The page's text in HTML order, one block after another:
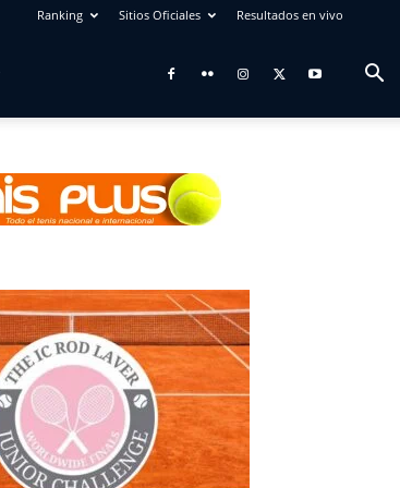
Ranking Sitios Oficiales Resultados en vivo